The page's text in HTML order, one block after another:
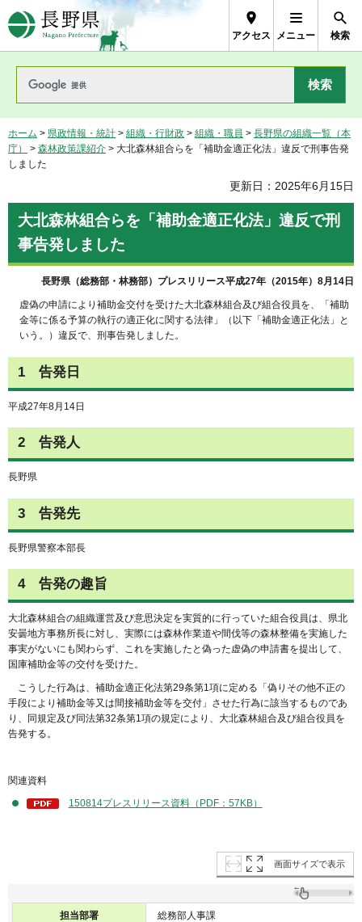
長野県Nagano Prefecture
アクセス メニュー 検索
ホーム > 県政情報・統計 > 組織・行財政 > 組織・職員 > 長野県の組織一覧（本
庁）
> 森林政策課紹介 > 大北森林組合らを「補助金適正化法」違反で刑事告発
しました
更新日：2025年6月15日
大北森林組合らを「補助金適正化法」違反で刑
事告発しました
長野県（総務部・林務部）プレスリリース平成27年（2015年）8月14日
虚偽の申請により補助金交付を受けた大北森林組合及び組合役員を、「補助
金等に係る予算の執行の適正化に関する法律」（以下「補助金適正化法」と
いう。）違反で、刑事告発しました。
1 告発日
平成27年8月14日
2 告発人
長野県
3 告発先
長野県警察本部長
4 告発の趣旨
大北森林組合の組織運営及び意思決定を実質的に行っていた組合役員は、県北
安曇地方事務所長に対し、実際には森林作業道や間伐等の森林整備を実施した
事実がないにも関わらず、これを実施したと偽った虚偽の申請書を提出して、
国庫補助金等の交付を受けた。
こうした行為は、補助金適正化法第29条第1項に定める「偽りその他不正の
手段により補助金等又は間接補助金等を交付」させた行為に該当するものであ
り、同規定及び同法第32条第1項の規定により、大北森林組合及び組合役員を
告発する。
関連資料
150814プレスリリース資料（PDF：57KB）
画面サイズで表示
担当部署 総務部人事課